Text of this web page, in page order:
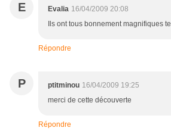
E Evalia 16/04/2009 20:08
Ils ont tous bonnement magnifiques
Répondre
P ptitminou 16/04/2009 19:25
merci de cette découverte
Répondre